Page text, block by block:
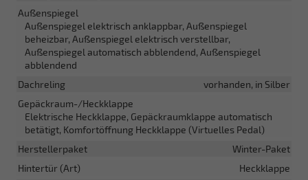
Außenspiegel
Außenspiegel elektrisch anklappbar, Außenspiegel
beheizbar, Außenspiegel elektrisch verstellbar,
Außenspiegel automatisch abblendend, Außenspiegel
abblendend
Dachreling
vorhanden, in Silber
Gepäckraum-/Heckklappe
Elektrische Heckklappe, Gepäckraumklappe automatisch
betätigt, Komfortöffnung Heckklappe (Virtuelles Pedal)
Herstellerpaket
Winter-Paket
Hintertür (Art)
Heckklappe